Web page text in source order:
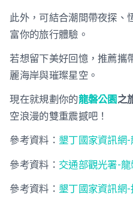
此外，可結合潮間帶夜探、
富你的旅行體驗。
若想留下美好回憶，推薦攜
麗海岸與璀璨星空。
現在就規劃你的龍磐公園 之
空浪漫的雙重震撼吧！
參考資料： 墾丁國家資訊網-
參考資料： 交通部觀光署-龍
參考資料： 墾丁國家資訊網